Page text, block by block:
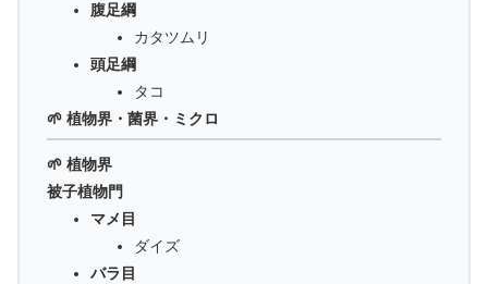
腹足綱
カタツムリ
頭足綱
タコ
🌱 植物界・菌界・ミクロ
🌱 植物界
被子植物門
マメ目
ダイズ
バラ目